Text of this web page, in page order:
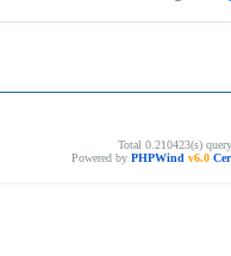
Total 0.210423(s)
Powered by PHPWind v6.0